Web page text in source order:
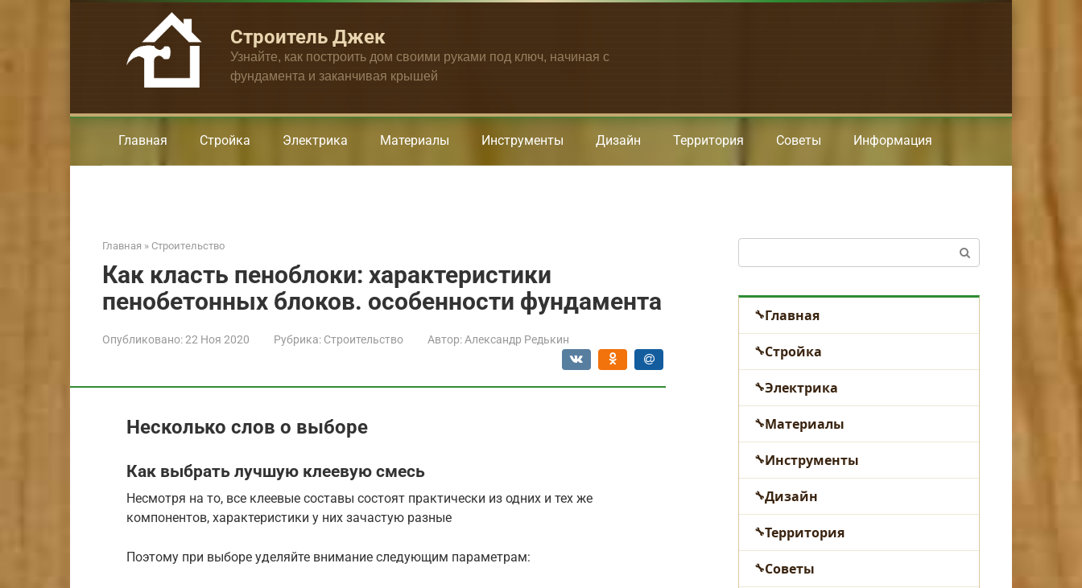
Строитель Джек
Узнайте, как построить дом своими руками под ключ, начиная с
фундамента и заканчивая крышей
Главная Стройка Электрика Материалы Инструменты Дизайн Территория Советы Информация
Главная » Строительство
Как класть пеноблоки: характеристики
пенобетонных блоков. особенности фундамента
Опубликовано:22 Ноя 2020 Рубрика: Строительство Автор: Александр Редькин
Несколько слов о выборе
Как выбрать лучшую клеевую смесь
Несмотря на то, все клеевые составы состоят практически из одних и тех же
компонентов, характеристики у них зачастую разные
Поэтому при выборе уделяйте внимание следующим параметрам:
Главная
Стройка
Электрика
Материалы
Инструменты
Дизайн
Территория
Советы